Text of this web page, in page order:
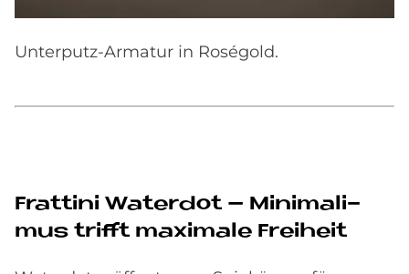
Unterputz-Armatur in Roségold.
Frat­tini Wa­ter­dot – Mi­ni­ma­li­
mus trif­ft ma­xi­ma­le Frei­heit